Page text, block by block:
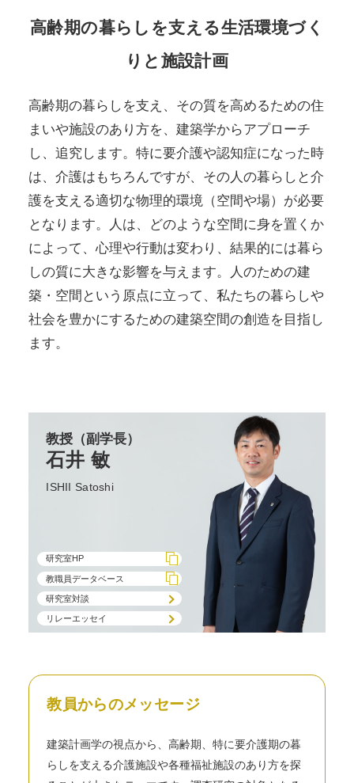
高齢期の暮らしを支える生活環境づく
りと施設計画
高齢期の暮らしを支え、その質を高めるための住
まいや施設のあり方を、建築学からアプローチ
し、追究します。特に要介護や認知症になった時
は、介護はもちろんですが、その人の暮らしと介
護を支える適切な物理的環境（空間や場）が必要
となります。人は、どのような空間に身を置くか
によって、心理や行動は変わり、結果的には暮ら
しの質に大きな影響を与えます。人のための建
築・空間という原点に立って、私たちの暮らしや
社会を豊かにするための建築空間の創造を目指し
ます。
教授 （副学長）
石井 敏
ISHII Satoshi
研究室HP
教職員データベース
研究室対談
リレーエッセイ
教員からのメッセージ
建築計画学の視点から、高齢期、特に要介護期の暮
らしを支える介護施設や各種福祉施設のあり方を探